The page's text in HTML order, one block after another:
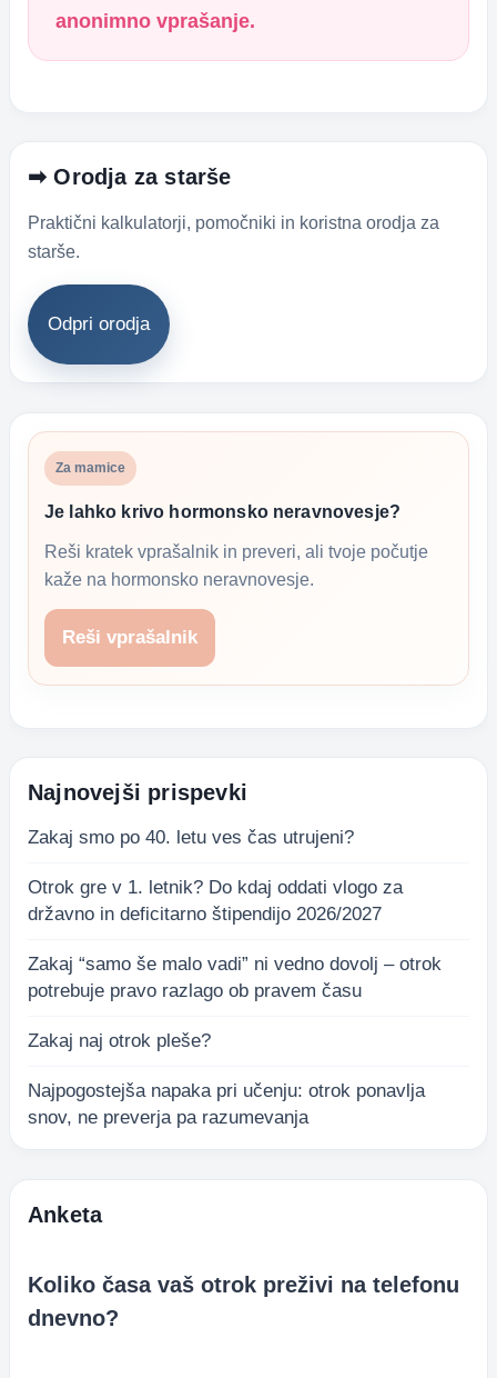
anonimno vprašanje.
➡ Orodja za starše
Praktični kalkulatorji, pomočniki in koristna orodja za
starše.
Odpri orodja
Za mamice
Je lahko krivo hormonsko neravnovesje?
Reši kratek vprašalnik in preveri, ali tvoje počutje
kaže na hormonsko neravnovesje.
Reši vprašalnik
Najnovejši prispevki
Zakaj smo po 40. letu ves čas utrujeni?
Otrok gre v 1. letnik? Do kdaj oddati vlogo za
državno in deficitarno štipendijo 2026/2027
Zakaj “samo še malo vadi” ni vedno dovolj – otrok
potrebuje pravo razlago ob pravem času
Zakaj naj otrok pleše?
Najpogostejša napaka pri učenju: otrok ponavlja
snov, ne preverja pa razumevanja
Anketa
Koliko časa vaš otrok preživi na telefonu
dnevno?